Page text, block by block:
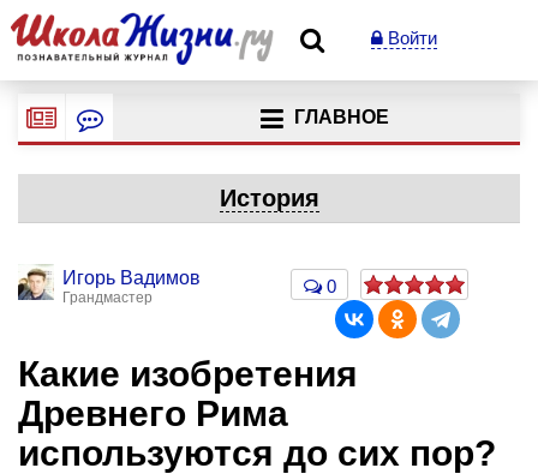
Войти
ГЛАВНОЕ
История
Игорь Вадимов
Грандмастер
0
Какие изобретения
Древнего Рима
используются до сих пор?